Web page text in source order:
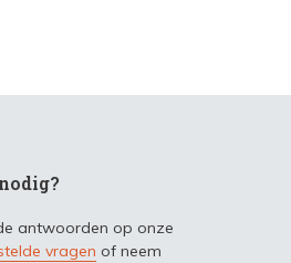
antwoorden op onze
vragen of neem